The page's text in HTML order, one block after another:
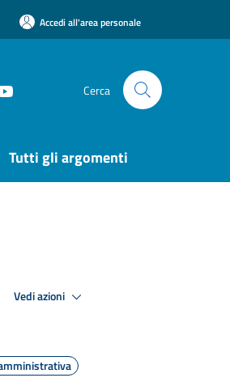
Accedi all'area personale
Cerca
Tutti gli argomenti
Vedi azioni